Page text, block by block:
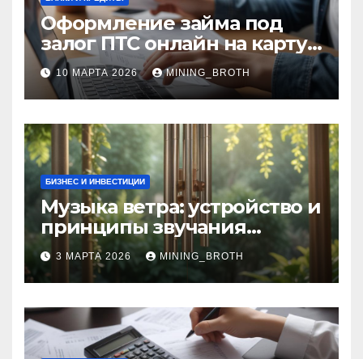
Оформление займа под
залог ПТС онлайн на карту
без визита в офис: порядок,
требования и документы
10 МАРТА 2026 MINING_BROTH
БИЗНЕС И ИНВЕСТИЦИИ
Музыка ветра: устройство и
принципы звучания
колокольчиков
3 МАРТА 2026 MINING_BROTH